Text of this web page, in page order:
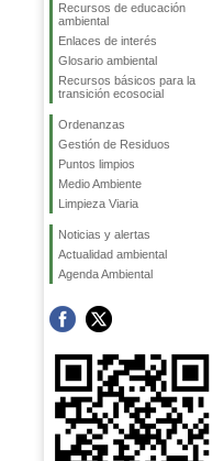
Recursos de educación
ambiental
Enlaces de interés
Glosario ambiental
Recursos básicos para la
transición ecosocial
Ordenanzas
Gestión de Residuos
Puntos limpios
Medio Ambiente
Limpieza Viaria
Noticias y alertas
Actualidad ambiental
Agenda Ambiental